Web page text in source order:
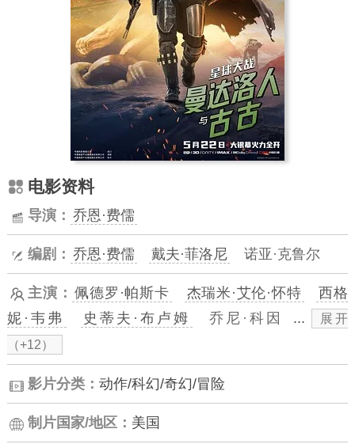
电影资料
导演： 乔恩·费儒
编剧： 乔恩·费儒 戴夫·菲洛尼 诺亚·克鲁尔
主演： 佩德罗·帕斯卡 杰瑞米·艾伦·怀特
西格
妮·韦弗
史蒂夫·布卢姆 乔尼·科因 ...
展开
（+12）
影片分类： 动作/科幻/奇幻/冒险
制片国家/地区： 美国